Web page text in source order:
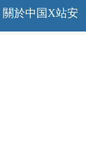
關於中国X站安